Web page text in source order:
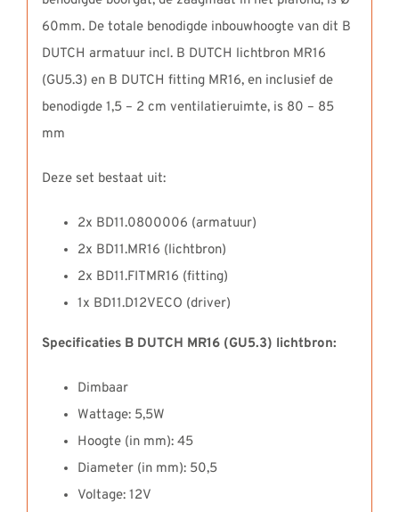
60mm. De totale benodigde inbouwhoogte van dit B
DUTCH armatuur incl. B DUTCH lichtbron MR16
(GU5.3) en B DUTCH fitting MR16, en inclusief de
benodigde 1,5 – 2 cm ventilatieruimte, is 80 – 85
mm
Deze set bestaat uit:
2x BD11.0800006 (armatuur)
2x BD11.MR16 (lichtbron)
2x BD11.FITMR16 (fitting)
1x BD11.D12VECO (driver)
Specificaties B DUTCH MR16 (GU5.3) lichtbron:
Dimbaar
Wattage: 5,5W
Hoogte (in mm): 45
Diameter (in mm): 50,5
Voltage: 12V